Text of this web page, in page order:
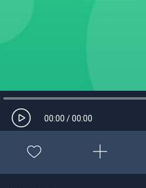
00:00 /00:00